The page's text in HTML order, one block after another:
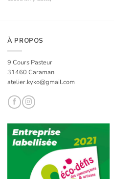
À PROPOS
9 Cours Pasteur
31460 Caraman
atelier.kyko@gmail.com